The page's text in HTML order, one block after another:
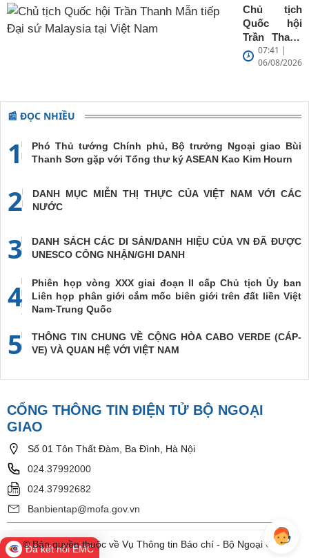
biệt
Chủ tịch
Quốc hội
Trần Thanh
Mẫn tiếp
Đại sứ
07:41 |
06/08/2026
📰 ĐỌC NHIỀU
1
Phó Thủ tướng Chính phủ, Bộ trưởng Ngoại giao Bùi
Thanh Sơn gặp với Tổng thư ký ASEAN Kao Kim Hourn
2
DANH MỤC MIỄN THỊ THỰC CỦA VIỆT NAM VỚI CÁC
NƯỚC
3
DANH SÁCH CÁC DI SẢN/DANH HIỆU CỦA VN ĐÃ ĐƯỢC
UNESCO CÔNG NHẬN/GHI DANH
4
Phiên họp vòng XXX giai đoạn II cấp Chủ tịch Ủy ban
Liên họp phân giới cắm mốc biên giới trên đất liền Việt
Nam-Trung Quốc
5
THÔNG TIN CHUNG VỀ CỘNG HÒA CABO VERDE (CÁP-
VE) VÀ QUAN HỆ VỚI VIỆT NAM
CỔNG THÔNG TIN ĐIỆN TỬ BỘ NGOẠI
GIAO
Số 01 Tôn Thất Đàm, Ba Đình, Hà Nội
024.37992000
024.37992682
Banbientap@mofa.gov.vn
© Bản quyền thuộc về Vụ Thông tin Báo chí - Bộ Ngoại Giao
Đã kết nối EMC